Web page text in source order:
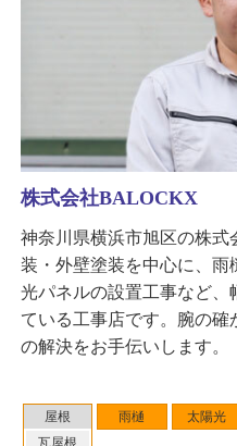
屋根
瓦屋根
雨樋 太陽光
株式会社BALOCKX
神奈川県横浜市旭区の株
装・外壁塗装を中心に、
光パネルの設置工事など、
ている工事店です。腕の確
の解決をお手伝いします。